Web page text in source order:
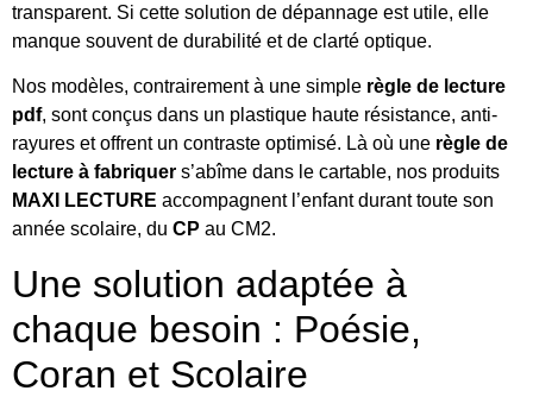
transparent. Si cette solution de dépannage est utile, elle
manque souvent de durabilité et de clarté optique.
Nos modèles, contrairement à une simple règle de lecture
pdf, sont conçus dans un plastique haute résistance, anti-
rayures et offrent un contraste optimisé. Là où une règle de
lecture à fabriquer s’abîme dans le cartable, nos produits
MAXI LECTURE accompagnent l’enfant durant toute son
année scolaire, du CP au CM2.
Une solution adaptée à
chaque besoin : Poésie,
Coran et Scolaire